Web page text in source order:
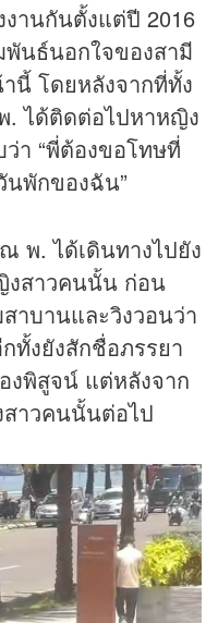
านกันตั้งแต่ปี 2016
นธ์นอกใจของสามี
นี้ โดยหลังจากที่ทั้ง
. ได้ติดต่อไปหาหญิง
า “พี่ต้องขอโทษที่
พักของฉัน”
พ. ได้เดินทางไปยัง
งสาวคนนั้น ก่อน
าบานและวิงวอนว่า
ทั้งยังสักชื่อภรรยา
งพิสูจน์ แต่หลังจาก
าวคนนั้นต่อไป